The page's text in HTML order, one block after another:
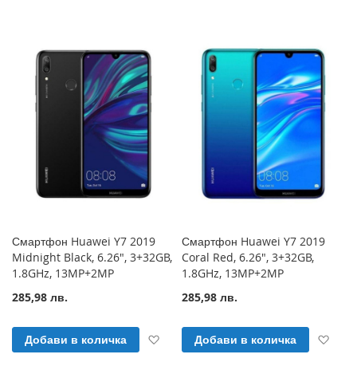
Смартфон Huawei Y7 2019
Midnight Black, 6.26", 3+32GB,
1.8GHz, 13MP+2MP
285,98 лв.
Добави в количка Добави към Списък с желани
Смартфон Huawei Y7 2019
Coral Red, 6.26", 3+32GB,
1.8GHz, 13MP+2MP
285,98 лв.
Добави в количка